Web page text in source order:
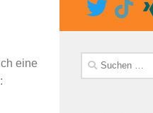
eine
Suchen
nach: